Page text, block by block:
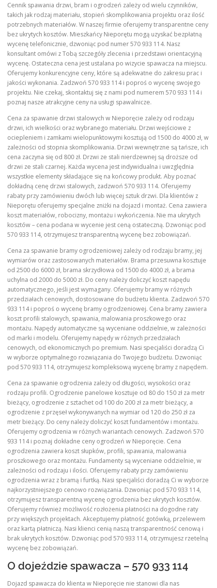
Cennik spawania drzwi, bram i ogrodzeń zależy od wielu czynników,
takich jak rodzaj materiału, stopień skomplikowania projektu oraz ilość
potrzebnych materiałów. W naszej firmie oferujemy transparentne ceny
bez ukrytych kosztów. Mieszkańcy Nieporętu mogą uzyskać bezpłatną
wycenę telefonicznie, dzwoniąc pod numer 570 933 114. Nasz
konsultant omówi z Tobą szczegóły zlecenia i przedstawi orientacyjną
wycenę. Ostateczna cena jest ustalana po wizycie spawacza na miejscu.
Oferujemy konkurencyjne ceny, które są adekwatne do zakresu prac i
jakości wykonania. Zadzwoń 570 933 114 i poproś o wycenę swojego
projektu. Nie czekaj, skontaktuj się z nami pod numerem 570 933 114 i
poznaj nasze atrakcyjne ceny na usługi spawalnicze.
Cena za spawanie drzwi stalowych w Nieporęcie zależy od rodzaju
drzwi, ich wielkości oraz wybranego materiału. Drzwi wejściowe z
ociepleniem i zamkami wielopunktowymi kosztują od 1500 do 4000 zł, w
zależności od stopnia skomplikowania. Drzwi wewnętrzne są tańsze, ich
cena zaczyna się od 800 zł. Drzwi ze stali nierdzewnej są droższe od
drzwi ze stali czarnej. Każda wycena jest indywidualna i uwzględnia
wszystkie elementy składające się na końcowy produkt. Aby poznać
dokładną cenę drzwi stalowych, zadzwoń 570 933 114. Oferujemy
rabaty przy zamówieniu dwóch lub więcej sztuk drzwi. Dla klientów z
Nieporętu oferujemy specjalne zniżki na dojazd i montaż. Cena zawiera
koszt materiałów, robocizny, montażu i wykończenia. Nie ma ukrytych
kosztów – cena podana w wycenie jest ceną ostateczną. Dzwoniąc pod
570 933 114, otrzymujesz transparentną wycenę bez zobowiązań.
Cena za spawanie bramy ogrodzeniowej zależy od rodzaju bramy, jej
wymiarów oraz zastosowanych materiałów. Brama przesuwna kosztuje
od 2500 do 6000 zł, brama skrzydłowa od 1500 do 4000 zł, a brama
uchylna od 2000 do 5000 zł. Do ceny należy doliczyć koszt napędu
automatycznego, jeśli jest wymagany. Oferujemy bramy w różnych
przedziałach cenowych, dostosowane do budżetu klienta. Zadzwoń 570
933 114 i poproś o wycenę bramy ogrodzeniowej. Cena bramy zawiera
koszt profili stalowych, spawania, malowania proszkowego oraz
montażu. Napędy automatyczne są wyceniane oddzielnie, w zależności
od marki i modelu. Oferujemy napędy w różnych przedziałach
cenowych, od ekonomicznych po premium. Nasi specjaliści doradzą Ci
w wyborze optymalnego rozwiązania do Twojego budżetu. Dzwoniąc
pod 570 933 114, otrzymujesz kompleksową wycenę bramy z napędem.
Cena za spawanie ogrodzenia zależy od długości, wysokości oraz
rodzaju profili. Ogrodzenie panelowe kosztuje od 80 do 150 zł za metr
bieżący, ogrodzenie z sztachet od 100 do 200 zł za metr bieżący, a
ogrodzenie z przęseł wykonywanych na wymiar od 120 do 250 zł za
metr bieżący. Do ceny należy doliczyć koszt fundamentów i montażu.
Oferujemy ogrodzenia w różnych wariantach cenowych. Zadzwoń 570
933 114 i poznaj dokładne ceny ogrodzeń w Nieporęcie. Cena
ogrodzenia zawiera koszt słupków, profili, spawania, malowania
proszkowego oraz montażu. Fundamenty są wyceniane oddzielnie, w
zależności od rodzaju i ilości. Oferujemy rabaty przy zamówieniu
ogrodzenia wraz z bramą i furtką. Nasi specjaliści doradzą Ci w wyborze
najkorzystniejszego cenowo rozwiązania. Dzwoniąc pod 570 933 114,
otrzymujesz transparentną wycenę ogrodzenia bez ukrytych kosztów.
Oferujemy również możliwość rozłożenia płatności na dogodne raty
przy większych projektach. Akceptujemy płatność gotówką, przelewem
oraz kartą płatniczą. Nasi klienci cenią naszą transparentność cenową i
brak ukrytych kosztów. Dzwoniąc pod 570 933 114, otrzymujesz rzetelną
wycenę bez zobowiązań.
O dojeździe spawacza – 570 933 114
Dojazd spawacza do klienta w Nieporęcie nie stanowi dla nas